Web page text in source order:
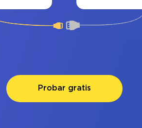
Probar gratis